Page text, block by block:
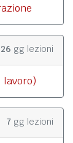
26 gg lezioni
lavoro)
7 gg lezioni